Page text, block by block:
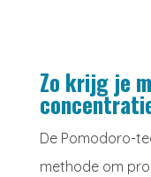
Zo krijg je
De Pomodoro-
methode om